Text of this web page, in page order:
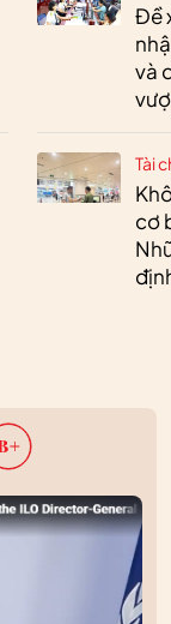
Đề
và
Tài
cơ